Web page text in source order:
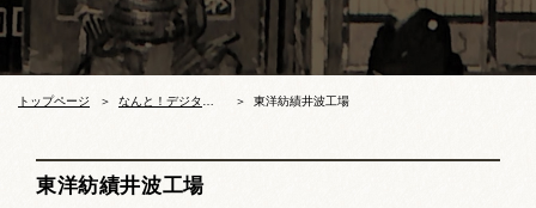
文化芸術
文化財 獅子舞 まつり
トップページ 東洋紡績井波工場
東洋紡績井波工場